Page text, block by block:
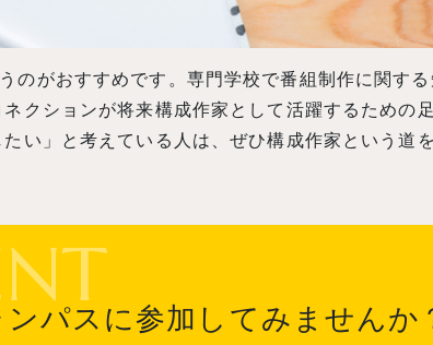
のがおすすめです。専門学校で番組制作に関する
クションが将来構成作家として活躍するための
い」と考えている人は、ぜひ構成作家という道
パスに参加してみませんか